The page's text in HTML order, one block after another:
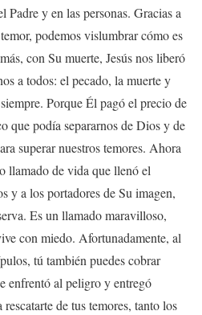
Padre y en las personas. Gracias a
podemos vislumbrar cómo es
con Su muerte, Jesús nos liberó
a todos: el pecado, la muerte y
Porque Él pagó el precio de
que podía separarnos de Dios y de
superar nuestros temores. Ahora
llamado de vida que llenó el
y a los portadores de Su imagen,
Es un llamado maravilloso,
con miedo. Afortunadamente, al
tú también puedes cobrar
enfrentó al peligro y entregó
de tus temores, tanto los